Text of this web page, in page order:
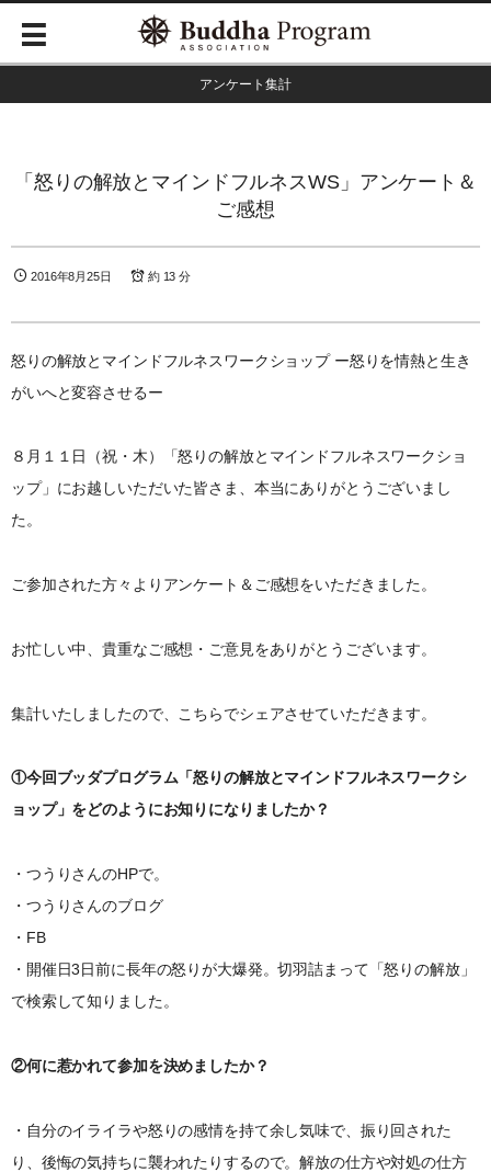
アンケート集計
「怒りの解放とマインドフルネスWS」アンケート＆
ご感想
2016年8月25日 約 13 分
怒りの解放とマインドフルネスワークショップ ー怒りを情熱と生き
がいへと変容させるー
８月１１日（祝・木）「怒りの解放とマインドフルネスワークショ
ップ」にお越しいただいた皆さま、本当にありがとうございまし
た。
ご参加された方々よりアンケート＆ご感想をいただきました。
お忙しい中、貴重なご感想・ご意見をありがとうございます。
集計いたしましたので、こちらでシェアさせていただきます。
①今回ブッダプログラム「怒りの解放とマインドフルネスワークシ
ョップ」をどのようにお知りになりましたか？
・つうりさんのHPで。
・つうりさんのブログ
・FB
・開催日3日前に長年の怒りが大爆発。切羽詰まって「怒りの解放」
で検索して知りました。
②何に惹かれて参加を決めましたか？
・自分のイライラや怒りの感情を持て余し気味で、振り回された
り、後悔の気持ちに襲われたりするので。解放の仕方や対処の仕方